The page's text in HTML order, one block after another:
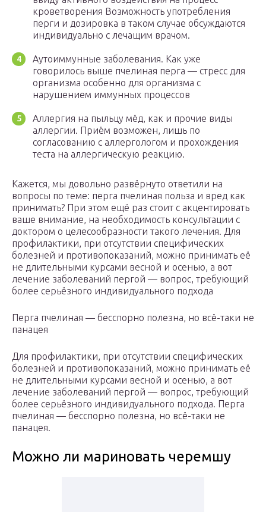
кроветворения Возможность употребления
перги и дозировка в таком случае обсуждаются
индивидуально с лечащим врачом.
Аутоиммунные заболевания. Как уже
говорилось выше пчелиная перга — стресс для
организма особенно для организма с
нарушением иммунных процессов
Аллергия на пыльцу мёд, как и прочие виды
аллергии. Приём возможен, лишь по
согласованию с аллергологом и прохождения
теста на аллергическую реакцию.
Кажется, мы довольно развёрнуто ответили на
вопросы по теме: перга пчелиная польза и вред как
принимать? При этом ещё раз стоит с акцентировать
ваше внимание, на необходимость консультации с
доктором о целесообразности такого лечения. Для
профилактики, при отсутствии специфических
болезней и противопоказаний, можно принимать её
не длительными курсами весной и осенью, а вот
лечение заболеваний пергой — вопрос, требующий
более серьёзного индивидуального подхода
Перга пчелиная — бесспорно полезна, но всё-таки не
панацея
Для профилактики, при отсутствии специфических
болезней и противопоказаний, можно принимать её
не длительными курсами весной и осенью, а вот
лечение заболеваний пергой — вопрос, требующий
более серьёзного индивидуального подхода. Перга
пчелиная — бесспорно полезна, но всё-таки не
панацея.
Можно ли мариновать черемшу